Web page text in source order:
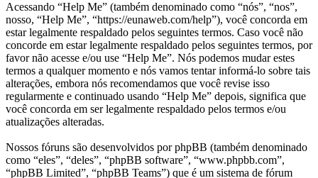
Acessando “Help Me” (também denominado como “nós”, “nos”,
nosso, “Help Me”, “https://eunaweb.com/help”), você concorda em
estar legalmente respaldado pelos seguintes termos. Caso você não
concorde em estar legalmente respaldado pelos seguintes termos, por
favor não acesse e/ou use “Help Me”. Nós podemos mudar estes
termos a qualquer momento e nós vamos tentar informá-lo sobre tais
alterações, embora nós recomendamos que você revise isso
regularmente e continuado usando “Help Me” depois, significa que
você concorda em ser legalmente respaldado pelos termos e/ou
atualizações alteradas.
Nossos fóruns são desenvolvidos por phpBB (também denominado
como “eles”, “deles”, “phpBB software”, “www.phpbb.com”,
“phpBB Limited”, “phpBB Teams”) que é um sistema de fórum